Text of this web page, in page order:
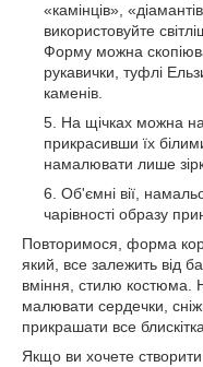
«камінців»,
використовуйте
Форму можна
рукавички, туфлі
каменів.
На щічках можна
прикрасивши їх
намалювати лише
Об'ємні вії,
чарівності образу
Повторимося, форма
який, все залежить від
вміння, стилю костюма.
малювати сердечки,
прикрашати все
Якщо ви хочете